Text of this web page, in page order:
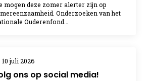
mogen deze zomer alerter zijn op
Onderzoeken van het
Ouderenfond…
10 juli 2026
ons op social media!